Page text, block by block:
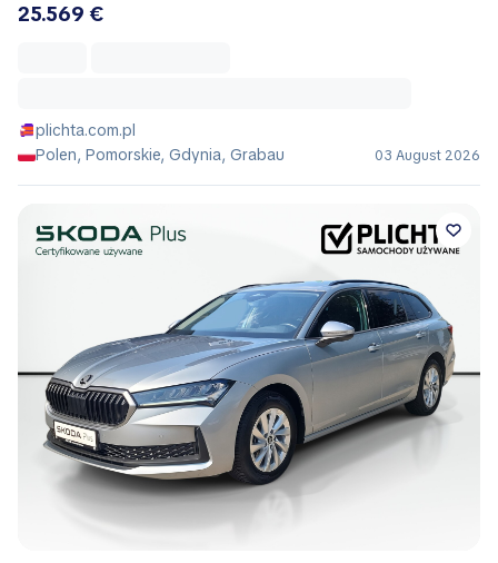
25.569 €
plichta.com.pl
Polen, Pomorskie, Gdynia, Grabau
03 August 2026